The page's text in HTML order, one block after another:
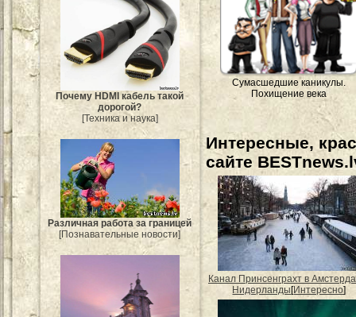
Почему HDMI кабель такой
дорогой?
[Техника и наука]
Различная работа за границей
[Познавательные новости]
Сумасшедшие каникулы.
Похищение века
Интересные,
сайте
Канал Принсенграхт в
Нидерланды [Интересно]